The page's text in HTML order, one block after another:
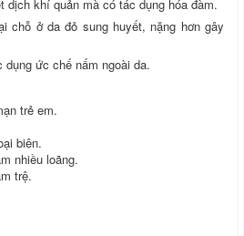
dịch khí quản mà có tác dụng hóa đàm.
chỗ ở da đỏ sung huyết, nặng hơn gây
ức chế nấm ngoài da.
trẻ em.
biên.
nhiều loãng.
trệ.